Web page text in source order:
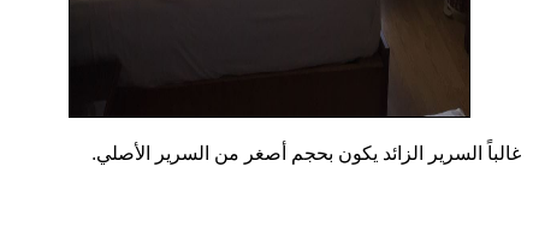
غالباً السرير الزائد يكون بحجم أصغر من السرير الأصلي.